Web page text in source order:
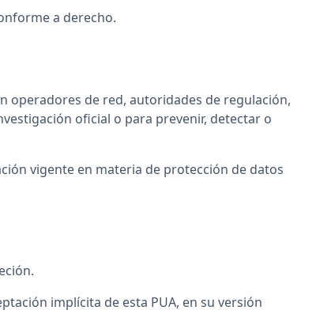
a derecho.
operadores de red, autoridades de regulación,
oficial o para prevenir, detectar o
vigente en materia de protección de datos
implícita de esta PUA, en su versión